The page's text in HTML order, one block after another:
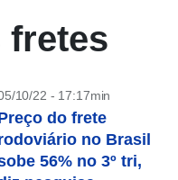
fretes
10/22 - 17:17min
do frete
no Brasil
56% no 3º tri,